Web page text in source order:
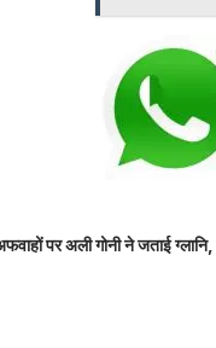
पर अली गोनी ने जताई